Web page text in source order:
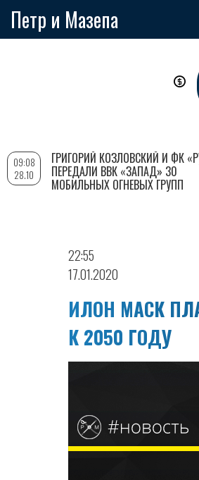
Петр и Мазепа
22:55
17.01.2020
ИЛОН МАСК
К 2050 ГОДУ
09:08
28.10
ГРИГОРИЙ КОЗЛОВСКИЙ И ФК
ПЕРЕДАЛИ ВВК «ЗАПАД» 30
МОБИЛЬНЫХ ОГНЕВЫХ ГРУПП